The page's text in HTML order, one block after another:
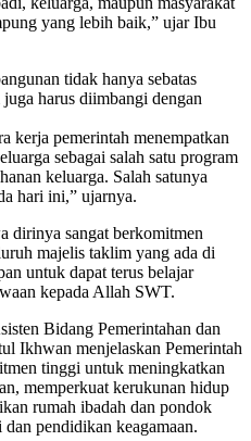
yang lebih baik,” ujar Ibu
tidak hanya sebatas
harus diimbangi dengan
kerja pemerintah menempatkan
sebagai salah satu program
keluarga. Salah satunya
hari ini,” ujarnya.
dirinya sangat berkomitmen
majelis taklim yang ada di
untuk dapat terus belajar
kepada Allah SWT.
Bidang Pemerintahan dan
Ikhwan menjelaskan Pemerintah
tinggi untuk meningkatkan
memperkuat kerukunan hidup
rumah ibadah dan pondok
dan pendidikan keagamaan.